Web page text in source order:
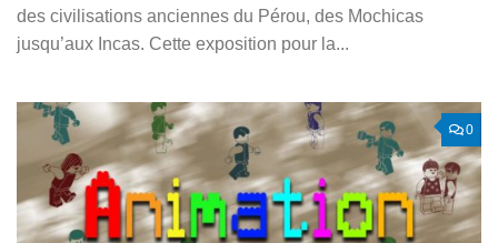
des civilisations anciennes du Pérou, des Mochicas
jusqu’aux Incas. Cette exposition pour la...
0